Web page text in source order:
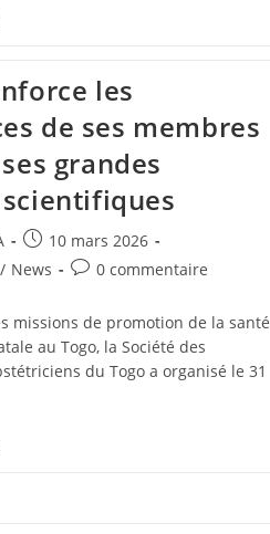
les
de ses membres
grandes
10 mars 2026
/ News 0 commentaire
missions de promotion de la santé
au Togo, la Société des
du Togo a organisé le 31